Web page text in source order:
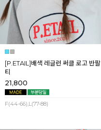
[P.ETAIL]배색 레글런 써클 로고 반팔
티
21,800
F(44-66),L(77-88)